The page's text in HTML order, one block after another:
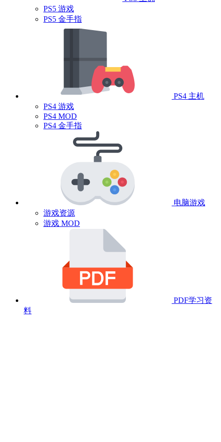
PS5 游戏
PS5 金手指
PS4 主机
PS4 游戏
PS4 MOD
PS4 金手指
电脑游戏
游戏资源
游戏 MOD
PDF学习资
料